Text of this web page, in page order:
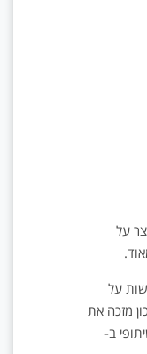
על
על
מזכה את
ב-